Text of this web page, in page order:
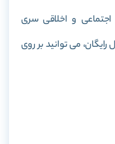
و اخلاقی سری
رایگان، می توانید بر روی